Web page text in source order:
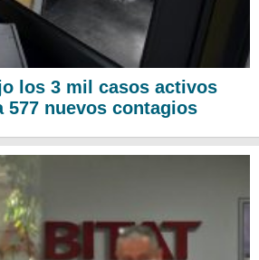
los 3 mil casos activos
577 nuevos contagios